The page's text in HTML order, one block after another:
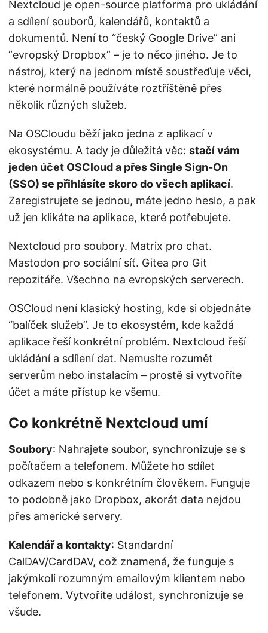
Nextcloud je open-source platforma pro ukládání
a sdílení souborů, kalendářů, kontaktů a
dokumentů. Není to “český Google Drive” ani
“evropský Dropbox” – je to něco jiného. Je to
nástroj, který na jednom místě soustřeďuje věci,
které normálně používáte roztříštěně přes
několik různých služeb.
Na OSCloudu běží jako jedna z aplikací v
ekosystému. A tady je důležitá věc: stačí vám
jeden účet OSCloud a přes Single Sign-On
(SSO) se přihlásíte skoro do všech aplikací.
Zaregistrujete se jednou, máte jedno heslo, a pak
už jen klikáte na aplikace, které potřebujete.
Nextcloud pro soubory. Matrix pro chat.
Mastodon pro sociální síť. Gitea pro Git
repozitáře. Všechno na evropských serverech.
OSCloud není klasický hosting, kde si objednáte
“balíček služeb”. Je to ekosystém, kde každá
aplikace řeší konkrétní problém. Nextcloud řeší
ukládání a sdílení dat. Nemusíte rozumět
serverům nebo instalacím – prostě si vytvoříte
účet a máte přístup ke všemu.
Co konkrétně Nextcloud umí
Soubory: Nahrajete soubor, synchronizuje se s
počítačem a telefonem. Můžete ho sdílet
odkazem nebo s konkrétním člověkem. Funguje
to podobně jako Dropbox, akorát data nejdou
přes americké servery.
Kalendář a kontakty: Standardní
CalDAV/CardDAV, což znamená, že funguje s
jakýmkoli rozumným emailovým klientem nebo
telefonem. Vytvoříte událost, synchronizuje se
všude.